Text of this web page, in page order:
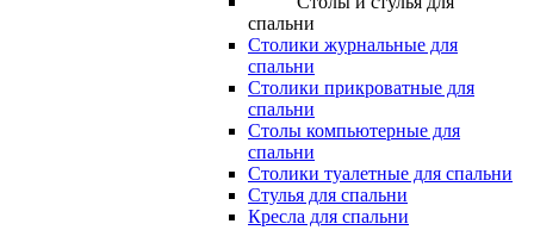
спальни
Столики журнальные для
спальни
Столики прикроватные для
спальни
Столы компьютерные для
спальни
Столики туалетные для спальни
Стулья для спальни
Кресла для спальни